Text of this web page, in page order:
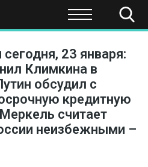
ЭКОНОМИКА НАУКА И
23 января:
Климкина в
обсудил с
кредитную
считает
неизбежными –